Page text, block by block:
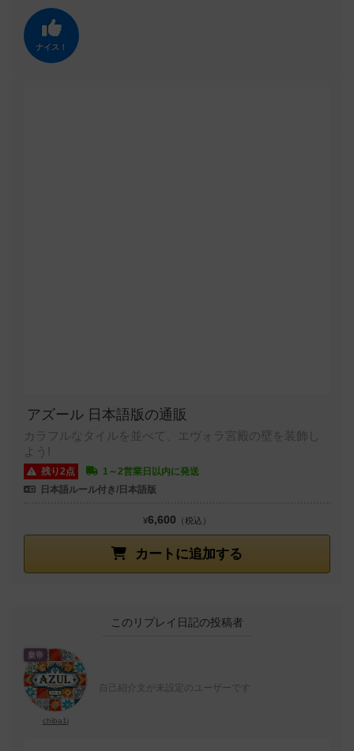
ナイス！
アズール 日本語版の通販
カラフルなタイルを並べて、エヴォラ宮殿の壁を装飾し
よう!
残り2点
1～2営業日以内に発送
日本語ルール付き/日本語版
カートに追加する
¥6,600 （税込）
このリプレイ日記の投稿者
皇帝
chiba1i
自己紹介文が未設定のユーザーです